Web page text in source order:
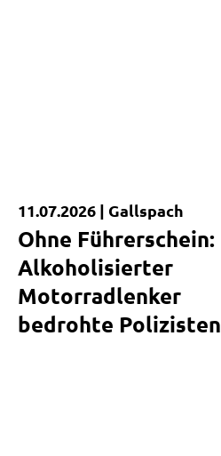
Kurzmeldung
11.07.2026 | Gallspach
Ohne Führerschein:
Alkoholisierter
Motorradlenker
bedrohte Polizisten